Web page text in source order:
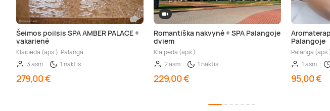
Šeimos poilsis SPA AMBER PALACE +
vakarienė
Klaipėda (aps.), Palanga
3 asm.
1 naktis
279,00 €
Romantiška nakvynė + SPA Palangoje
dviem
Klaipėda (aps.)
2 asm.
1 naktis
229,00 €
Palangoje
Palanga
1 asm.
95,00 €